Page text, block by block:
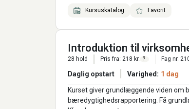
Kursuskatalog Favorit
Introduktion til
28 hold Pris fra: 218 kr. ? Fag nr.
Daglig opstart Varighed: 1 dag
Kurset giver grundlæggende viden om
bæredygtighedsrapportering. Få